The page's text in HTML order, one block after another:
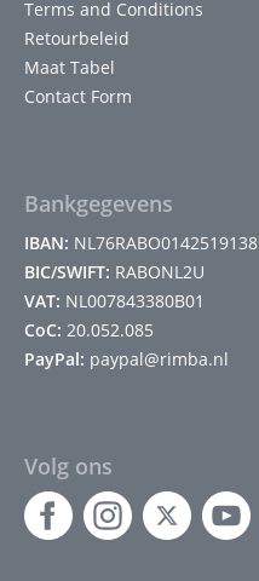
Terms and Conditions
Retourbeleid
Maat Tabel
Contact Form
Bankgegevens
IBAN: NL76RABO0142519138
BIC/SWIFT: RABONL2U
VAT: NL007843380B01
CoC: 20.052.085
PayPal: paypal@rimba.nl
Volg ons